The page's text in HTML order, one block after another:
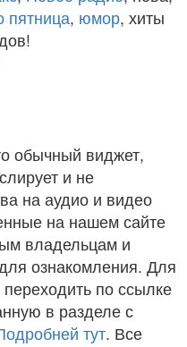
пятница, юмор, хиты
обычный виджет,
и не
на аудио и видео
на нашем сайте
владельцам и
ознакомления. Для
по ссылке
в разделе с
тут. Все